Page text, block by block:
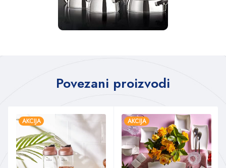
Povezani proizvodi
AKCIJA AKCIJA